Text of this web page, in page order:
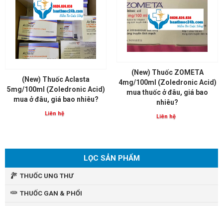
(New) Thuốc Aclasta
5mg/100ml (Zoledronic Acid)
mua ở đâu, giá bao nhiêu?
Liên hệ
(New) Thuốc ZOMETA
4mg/100ml (Zoledronic Acid)
mua thuốc ở đâu, giá bao
nhiêu?
Liên hệ
LỌC SẢN PHẨM
THUỐC UNG THƯ
THUỐC GAN & PHỔI